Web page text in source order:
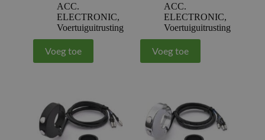
ACC.
ELECTRONIC,
Voertuiguitrusting
Voeg toe
ACC.
ELECTRONIC,
Voertuiguitrusting
Voeg toe